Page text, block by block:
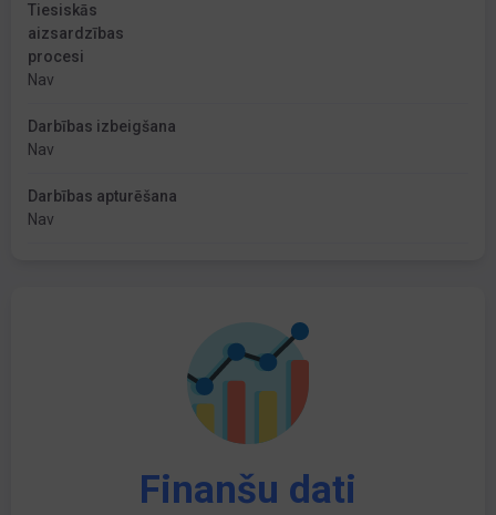
Tiesiskās
aizsardzības
procesi
Nav
Darbības izbeigšana
Nav
Darbības apturēšana
Nav
Finanšu dati